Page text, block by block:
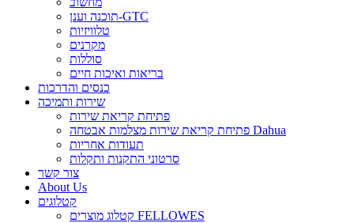
תוכנה וענן-GTC
טלוויזיות
מקרנים
סוללות
בריאות ואיכות חיים
כנסים והדרכות
שירות ותמיכה
פתיחת קריאת שירות
פתיחת קריאת שירות מצלמות אבטחה Dahua
תעודות אחריות
סרטוני התקנות ותקלות
צור קשר
About Us
קטלוגים
קטלוג מוצרים FELLOWES